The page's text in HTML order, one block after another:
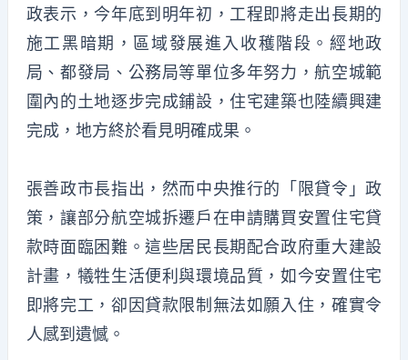
政表示，今年底到明年初，工程即將走出長期的
施工黑暗期，區域發展進入收穫階段。經地政
局、都發局、公務局等單位多年努力，航空城範
圍內的土地逐步完成鋪設，住宅建築也陸續興建
完成，地方終於看見明確成果。
張善政市長指出，然而中央推行的「限貸令」政
策，讓部分航空城拆遷戶在申請購買安置住宅貸
款時面臨困難。這些居民長期配合政府重大建設
計畫，犧牲生活便利與環境品質，如今安置住宅
即將完工，卻因貸款限制無法如願入住，確實令
人感到遺憾。